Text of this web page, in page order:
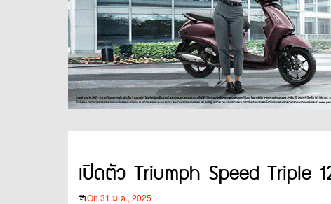
เปิดตัว Triumph Speed Triple
On 31 ม.ค., 2025